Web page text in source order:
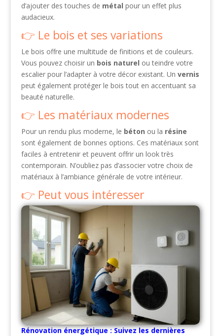
d’ajouter des touches de métal pour un effet plus
audacieux.
Le bois et ses variations
Le bois offre une multitude de finitions et de couleurs.
Vous pouvez choisir un bois naturel ou teindre votre
escalier pour l’adapter à votre décor existant. Un vernis
peut également protéger le bois tout en accentuant sa
beauté naturelle.
Les matériaux modernes
Pour un rendu plus moderne, le béton ou la résine
sont également de bonnes options. Ces matériaux sont
faciles à entretenir et peuvent offrir un look très
contemporain. N’oubliez pas d’associer votre choix de
matériaux à l’ambiance générale de votre intérieur.
Peut vous intéresser
Rénovation énergétique : Suivez les dernières